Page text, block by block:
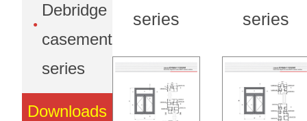
Debridge
casement
series
Downloads
series
series